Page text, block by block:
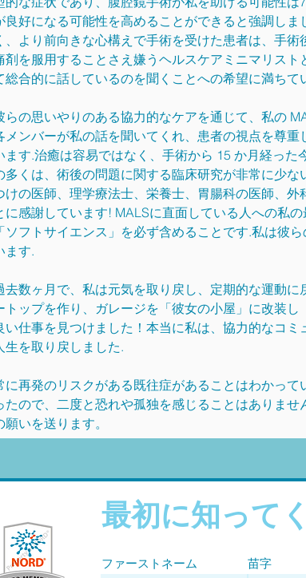
良好になる可能性を高めることができると強調し
、より前向きな心構えで手術を受けた患者は、手
剤を服用することさえ嫌うヘルスケアミニマリス
総合的に話しているのを聞くことへの希望に満ちて
らの思いやりのある協力的なケアを通じて、私の
メンバーが私の話を聞いてくれ、患者の視点を尊
ます.治癒は容易ではなく、手術から 15 か月経っ
多くは、術後の問題に関する臨床研究が非常に少
けの医師、理学療法士、栄養士、胃腸科の医師、
に感謝しています! MALSに直面している人への私
「ソフトサイエンス」を必ず含めることです.私は彼
ます.
去数ヶ月で、私は元気を取り戻し、定期的な運動に
トップを作り、ガレージを「彼女の小屋」に改装
い仕事を見つけました！本当に私は、協力的なコ
生を取り戻しました.
に再発のリスクがある既往症があることはわかっ
たので、二度と恐れや孤独を感じることはありま
願いを送ります。
最初に知って
ファーストネーム 苗字